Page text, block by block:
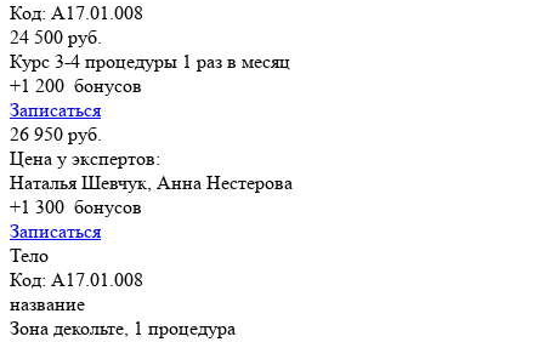
Код: A17.01.008
24 500 руб.
Курс 3-4 процедуры 1 раз в месяц
+1 200 бонусов
Записаться
26 950 руб.
Цена у экспертов:
Наталья Шевчук, Анна Нестерова
+1 300 бонусов
Записаться
Тело
Код: A17.01.008
название
Зона декольте, 1 процедура